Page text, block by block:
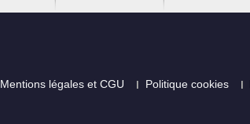
Mentions légales et CGU Politique cookies